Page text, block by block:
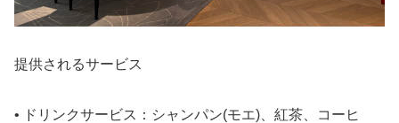
提供されるサービス
• ドリンクサービス：シャンパン(モエ)、紅茶、コーヒ